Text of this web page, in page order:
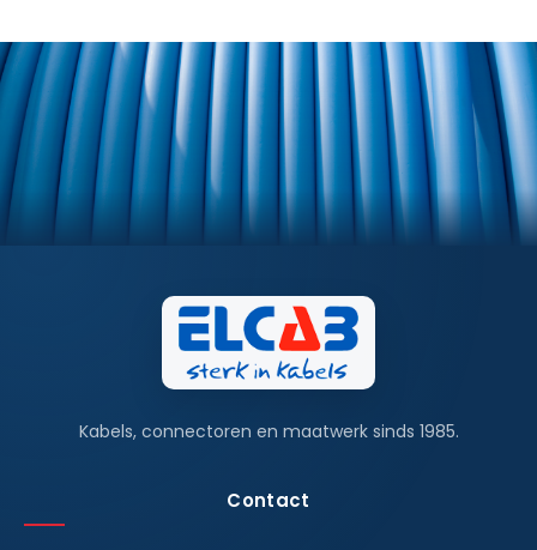
Kabels, connectoren en maatwerk sinds 1985.
Contact